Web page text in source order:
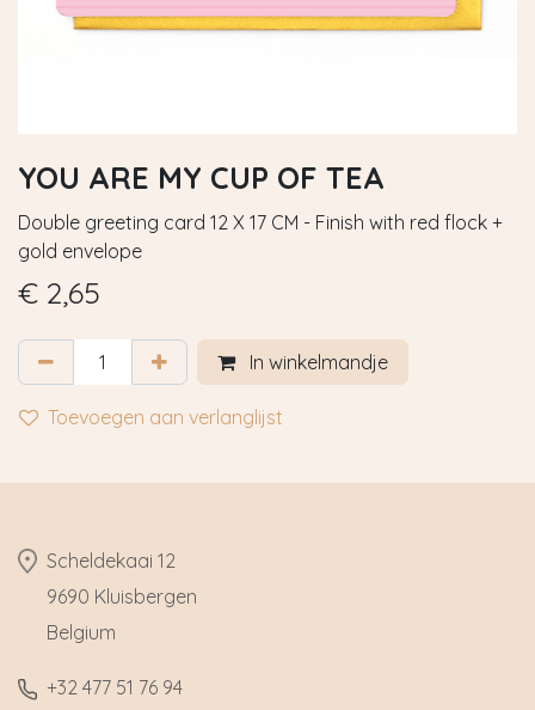
YOU ARE MY CUP OF TEA
Double greeting card 12 X 17 CM - Finish with red flock +
gold envelope
€ 2,65
In winkelmandje
Toevoegen aan verlanglijst
​Scheldekaai 12
9690 Kluisbergen
​Belgium
​+32 477 51 76 94